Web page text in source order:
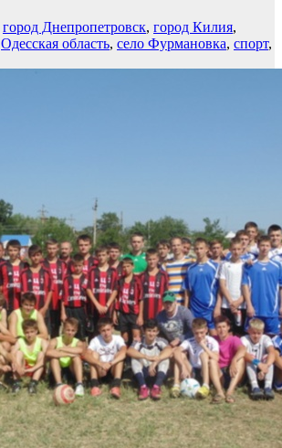
город Днепропетровск, город Килия,
Одесская область, село Фурмановка, спорт,